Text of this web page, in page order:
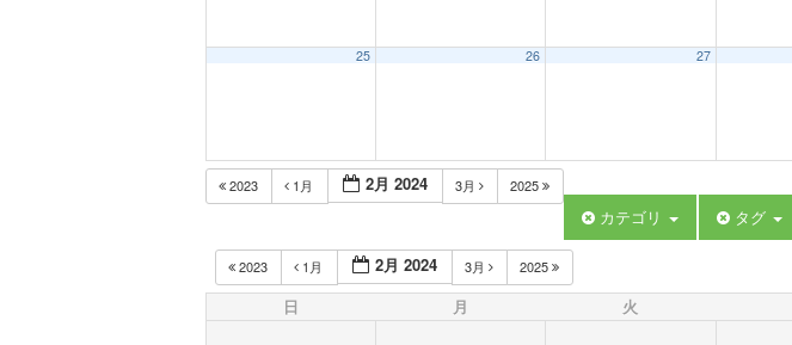
25 26 27
2023 1月 2月 2024 3月 2025
カテゴリ タグ
2023 1月 2月 2024 3月 2025
日 月 火